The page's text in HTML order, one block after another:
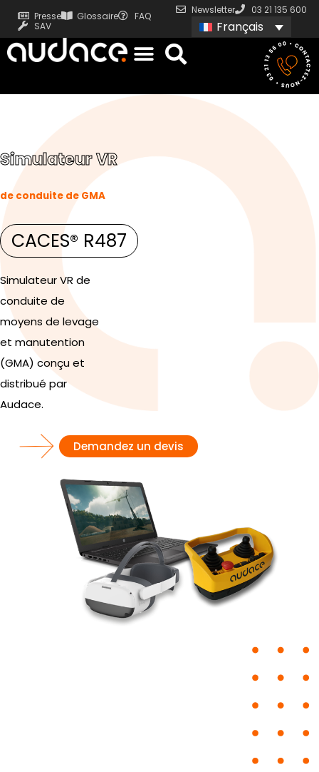
Presse Glossaire
FAQ
SAV
Newsletter 03 21 135 600
Français
Simulateur VR
de conduite de GMA
CACES® R487
Simulateur VR de
conduite de
moyens de levage
et manutention
(GMA) conçu et
distribué par
Audace.
Demandez un devis